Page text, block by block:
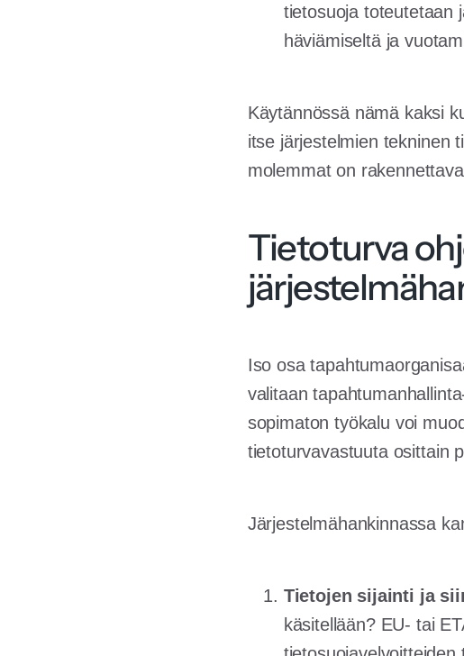
tietosuoja toteutetaan
häviämiseltä ja
Käytännössä nämä kaksi
itse järjestelmien tekninen
molemmat on
Tietoturva
Iso osa
valitaan
sopimaton työkalu voi
tietoturvavastuuta osittain
Järjestelmähankinnassa
Tietojen sijainti ja
käsitellään? EU- tai